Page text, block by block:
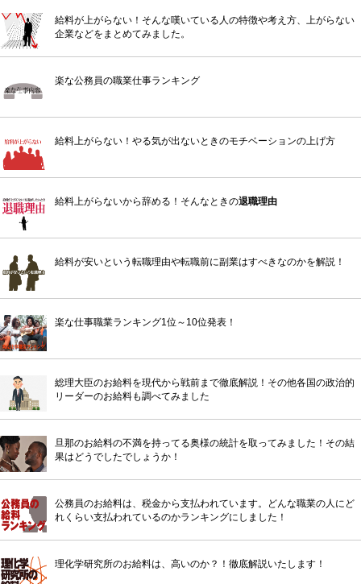
給料が上がらない！そんな嘆いている人の特徴や考え方、上がらない
企業などをまとめてみました。
楽な公務員の職業仕事ランキング
給料上がらない！やる気が出ないときのモチベーションの上げ方
給料上がらないから辞める！そんなときの退職理由
給料が安いという転職理由や転職前に副業はすべきなのかを解説！
楽な仕事職業ランキング1位～10位発表！
総理大臣のお給料を現代から戦前まで徹底解説！その他各国の政治的
リーダーのお給料も調べてみました
旦那のお給料の不満を持ってる奥様の統計を取ってみました！その結
果はどうでしたでしょうか！
公務員のお給料は、税金から支払われています。どんな職業の人にど
れくらい支払われているのかランキングにしました！
理化学研究所のお給料は、高いのか？！徹底解説いたします！